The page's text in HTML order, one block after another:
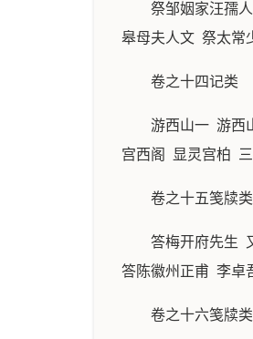
祭邹姻家汪孺
皋母夫人文 祭太常
卷之十四记类
游西山一 游西
宫西阁 显灵宫柏
卷之十五笺牍类
答梅开府先生
答陈徽州正甫 李
卷之十六笺牍类